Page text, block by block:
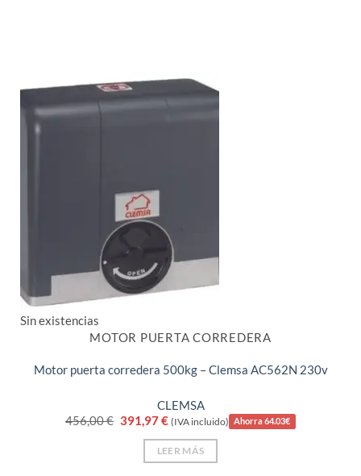
Sin existencias
MOTOR PUERTA CORREDERA
Motor puerta corredera 500kg – Clemsa AC562N 230v
CLEMSA
456,00€ El
precio
original
456,00 €.
391,97€El
precio
actual
es:
391,97 €.
(IVA incluido) Ahorra 64.03€
LEER MÁS